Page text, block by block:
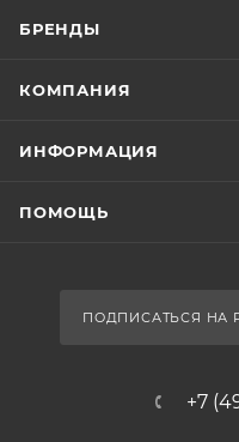
БРЕНДЫ
КОМПАНИЯ
ИНФОРМАЦИЯ
ПОМОЩЬ
ПОДПИСАТЬСЯ НА
+7